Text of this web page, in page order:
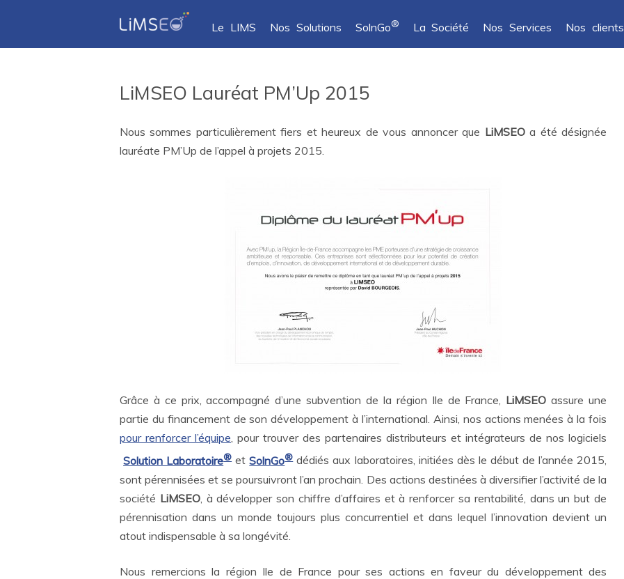
Le LIMS Nos Solutions SolnGo® La Société Nos Services Nos clients
LiMSEO Lauréat PM’Up 2015
Nous sommes particulièrement fiers et heureux de vous annoncer que LiMSEOa été désignée
lauréate PM’Up de l’appel à projets 2015.
Grâce à ce prix, accompagné d’une subvention de la région Ile de France, LiMSEO assure une
partie du financement de son développement à l’international. Ainsi, nos actions menées à la fois
pour renforcer l’équipe, pour trouver des partenaires distributeurs et intégrateurs de nos logiciels
Solution Laboratoire®etSolnGo®dédiés aux laboratoires, initiées dès le début de l’année 2015,
sont pérennisées et se poursuivront l’an prochain. Des actions destinées à diversifier l’activité de la
société LiMSEO, à développer son chiffre d’affaires et à renforcer sa rentabilité, dans un but de
pérennisation dans un monde toujours plus concurrentiel et dans lequel l’innovation devient un
atout indispensable à sa longévité.
Nous remercions la région Ile de France pour ses actions en faveur du développement des